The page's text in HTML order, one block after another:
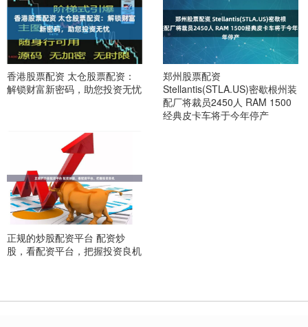
香港股票配资 太仓股票配资：
解锁财富新密码，助您投资无忧
郑州股票配资
Stellantis(STLA.US)密歇根州装
配厂将裁员2450人 RAM 1500
经典皮卡车将于今年停产
正规的炒股配资平台 配资炒
股，看配资平台，把握投资良机